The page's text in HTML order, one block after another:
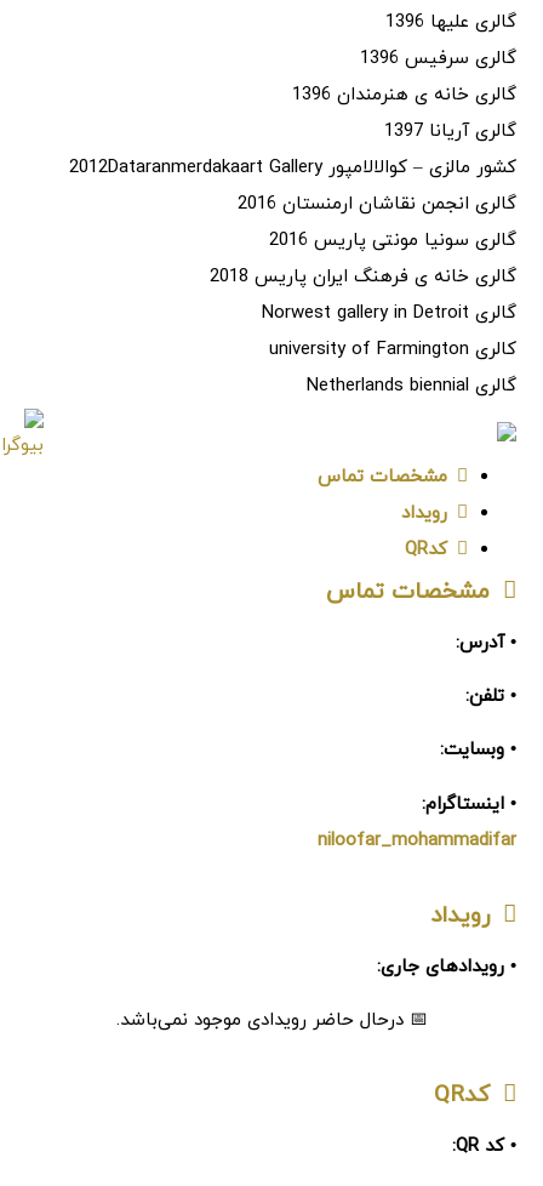
گالری علیها 1396
گالری سرفیس 1396
گالری خانه ی هنرمندان 1396
گالری آریانا 1397
کشور مالزی – کوالالامپور 2012Dataranmerdakaart Gallery
گالری انجمن نقاشان ارمنستان 2016
گالری سونیا مونتی پاریس 2016
گالری خانه ی فرهنگ ایران پاریس 2018
گالری Norwest gallery in Detroit
کالری university of Farmington
گالری Netherlands biennial
مشخصات تماس
رویداد
کدQR
مشخصات تماس
• آدرس:
• تلفن:
• وبسایت:
• اینستاگرام:
niloofar_mohammadifar
رویداد
• رویدادهای جاری:
📅 درحال حاضر رویدادی موجود نمی‌باشد.
کدQR
• کد QR: